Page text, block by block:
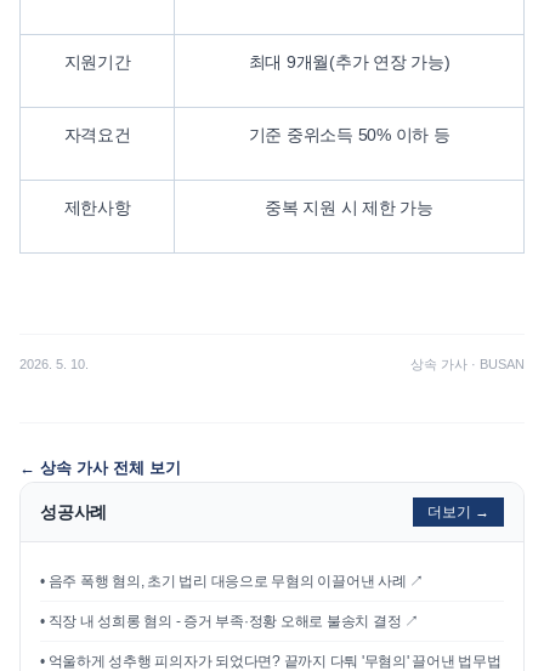
지원기간 최대 9개월(추가 연장 가능)
자격요건 기준 중위소득 50% 이하 등
제한사항 중복 지원 시 제한 가능
2026. 5. 10. 상속 가사 · BUSAN
← 상속 가사전체 보기
성공사례 더보기 →
• 음주 폭행 혐의, 초기 법리 대응으로 무혐의 이끌어낸 사례 ↗
• 직장 내 성희롱 혐의 - 증거 부족·정황 오해로 불송치 결정 ↗
• 억울하게 성추행 피의자가 되었다면? 끝까지 다퉈 '무혐의' 끌어낸 법무법